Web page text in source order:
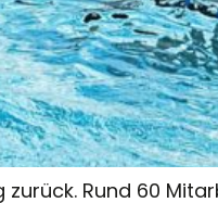
Rund 60